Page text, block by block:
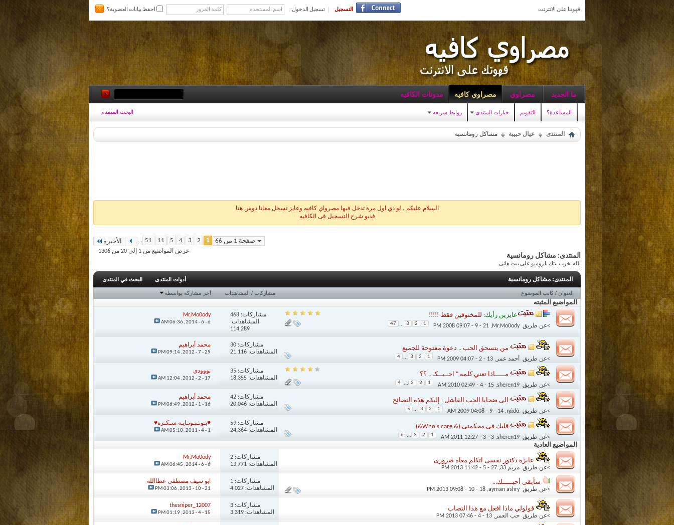
قهوتنا على الانترنت التسجيل تسجيل الدخول: احفظ بيانات العضوية؟
ما الجديد مصراوي مصراوي كافيه
المساعدة؟ التقويم خيارات المنتدى روابط سريعه
مدونات الكافيه
البحث المتقدم
المنتدى عيال حبيبة مشاكل رومانسية
السلام عليكم ، لو دي اول مرة تدخل فيها مصرواي كافيه وعايز تسجل معانا دوس هنا
فديو شرح التسجيل فى الكافيه
صفحة 1 من 66 1
2
3
4
5
11
51
... الأخيرة
عرض المواضيع من 1 إلى 20 من 1306
المنتدى: مشاكل رومانسية
الله يخرب بيتك يا روميو على بيت هانى
المنتدى: مشاكل رومانسية أدوات المنتدى البحث في المنتدى
العنوان / كاتب الموضوع مشاركات / المشاهدات آخر مشاركة بواسطة
المواضيع المثبته
عايزين رأيك: للمخنوقين فقط !!!!!
>عن طريقMr.Mo0ody
‏, 21 - 9 - 2008 09:07 PM
1
2
3
...
47
مشاركات: 468
المشاهدات:
114,289
Mr.Mo0ody
6 - 6 - 2014,
06:36 AM
من يتسحق الحب .. دعوة مفتوحة للجميع
>عن طريق أحمد عمر ‏, 13 - 2 - 2009 04:07 PM
1
2
3
...
4
مشاركات: 30
المشاهدات: 21,116
محمد أبراهيم
29 - 7 - 2012,
09:14 PM
مـــــاذا تعني كلمه " احــبــكـ .. ؟؟
>عن طريق sheren19
‏, 15 - 4 - 2010 02:49 AM
1
2
3
...
4
مشاركات: 35
المشاهدات: 18,355
نووودي
17 - 2 - 2012,
12:04 AM
الى ضحايا الحب الفاشل : إليكم هذه النصائح
>عن طريق ηάdά
‏, 14 - 9 - 2009 04:08 AM
1
2
3
...
5
مشاركات: 42
المشاهدات: 20,046
محمد أبراهيم
16 - 1 - 2012,
06:49 PM
قلبك فى محكمتى (& Who's care&)
>عن طريق sheren19
‏, 3 - 3 - 2011 12:27 AM
1
2
3
...
6
مشاركات: 59
المشاهدات: 24,364
♥بـونـبـونـايـه سـكـره♥
1 - 4 - 2011,
05:10 AM
المواضيع العادية
عايزة دكتور نفسى اتكلم معاه ضرورى
>عن طريق مريم 33 ‏, 27 - 5 - 2013 11:42 PM
مشاركات: 2
المشاهدات: 13,771
Mr.Mo0ody
6 - 6 - 2014,
06:45 AM
سأبقى أحبـــــك...
>عن طريقayman ashry
‏, 18 - 10 - 2013 09:08 PM
مشاركات: 1
المشاهدات: 4,027
ابو سيف مصطفى عطاالله
21 - 10 - 2013,
03:06 PM
قولولي ماذا افعل مع هذا النصاب
>عن طريق حب العمر ‏, 13 - 4 - 2013 07:46 PM
مشاركات: 3
المشاهدات: 3,319
thesniper_12007
15 - 4 - 2013,
01:19 PM